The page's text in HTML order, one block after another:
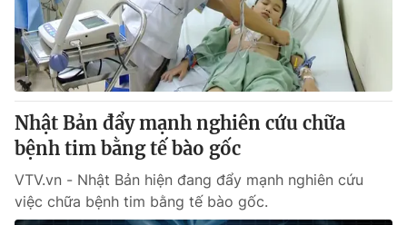
Nhật Bản đẩy mạnh nghiên cứu chữa
bệnh tim bằng tế bào gốc
VTV.vn - Nhật Bản hiện đang đẩy mạnh nghiên cứu
việc chữa bệnh tim bằng tế bào gốc.